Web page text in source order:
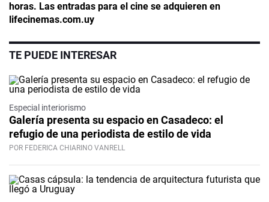
horas. Las entradas para el cine se adquieren en
lifecinemas.com.uy
TE PUEDE INTERESAR
Especial interiorismo
Galería presenta su espacio en Casadeco: el
refugio de una periodista de estilo de vida
POR FEDERICA CHIARINO VANRELL